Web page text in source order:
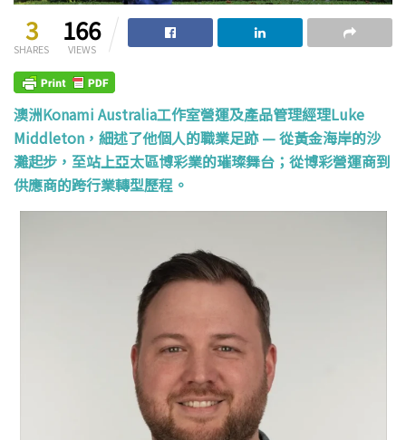
3
SHARES
166
VIEWS
澳洲Konami Australia工作室營運及產品管理經理Luke
Middleton，細述了他個人的職業足跡 — 從黃金海岸的沙
灘起步，至站上亞太區博彩業的璀璨舞台；從博彩營運商到
供應商的跨行業轉型歷程。